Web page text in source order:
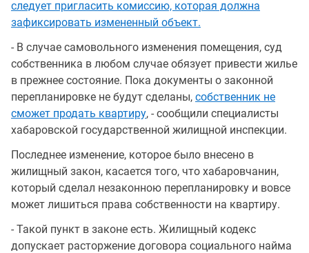
следует пригласить комиссию, которая должна
зафиксировать измененный объект.
- В случае самовольного изменения помещения, суд
собственника в любом случае обязует привести жилье
в прежнее состояние. Пока документы о законной
перепланировке не будут сделаны, собственник не
сможет продать квартиру, - сообщили специалисты
хабаровской государственной жилищной инспекции.
Последнее изменение, которое было внесено в
жилищный закон, касается того, что хабаровчанин,
который сделал незаконною перепланировку и вовсе
может лишиться права собственности на квартиру.
- Такой пункт в законе есть. Жилищный кодекс
допускает расторжение договора социального найма